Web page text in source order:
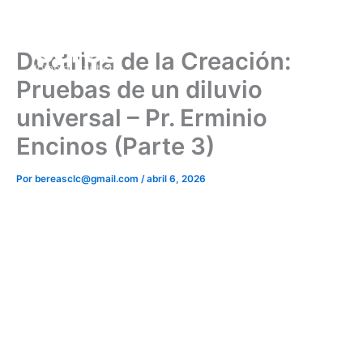
Doctrina de la Creación:
Pruebas de un diluvio
universal – Pr. Erminio
Encinos (Parte 3)
Por bereasclc@gmail.com /abril 6, 2026